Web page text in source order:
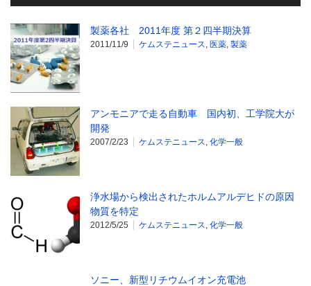
製薬各社 2011年度 第２四半期決算
2011/11/9 ケムステニュース, 医薬, 製薬
アンモニアで走る自動車 国内初、工学院大が
開発
2007/2/23 ケムステニュース, 化学一般
浄水場から検出されたホルムアルデヒドの原因
物質を特定
2012/5/25 ケムステニュース, 化学一般
ソニー、新型リチウムイオン充電池